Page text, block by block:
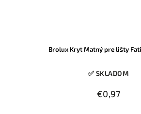
Brolux Kryt Matný pre lišty
✅ SKLADOM
€0,97